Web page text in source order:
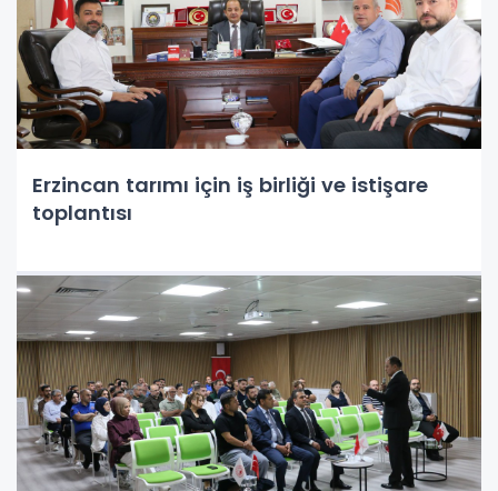
Erzincan tarımı için iş birliği ve istişare
toplantısı